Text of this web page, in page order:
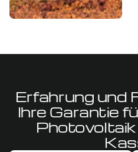
Erfahrung und
Ihre Garantie